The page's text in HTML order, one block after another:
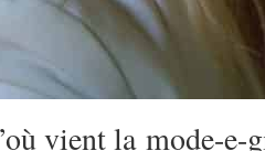
vient la mode-e-